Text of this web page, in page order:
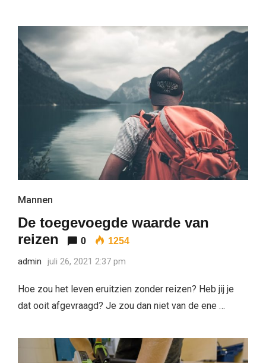
Mannen
De toegevoegde waarde van
reizen
0 1254
admin juli 26, 2021 2:37 pm
Hoe zou het leven eruitzien zonder reizen? Heb jij je
dat ooit afgevraagd? Je zou dan niet van de ene …